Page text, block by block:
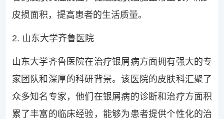
皮损面积，提高患者的生活质量。
2. 山东大学齐鲁医院
山东大学齐鲁医院在治疗银屑病方面拥有强大的专
家团队和深厚的科研背景。该医院的皮肤科汇聚了
众多知名专家，他们在银屑病的诊断和治疗方面积
累了丰富的临床经验，能够为患者提供个性化的治